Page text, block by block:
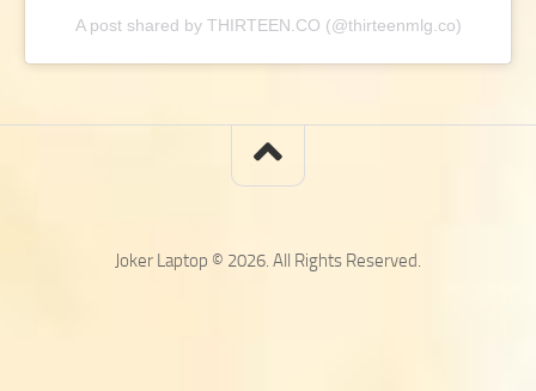
A post shared by THIRTEEN.CO (@thirteenmlg.co)
Joker Laptop © 2026. All Rights Reserved.